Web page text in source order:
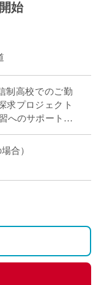
始
制高校でのご勤
求プロジェクト
へのサポートに
応募ください！
が […]
合）